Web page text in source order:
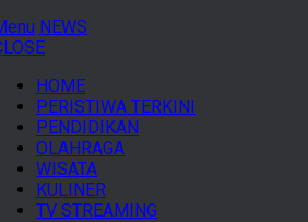
NEWS
HOME
PERISTIWA TERKINI
PENDIDIKAN
OLAHRAGA
WISATA
KULINER
TV STREAMING